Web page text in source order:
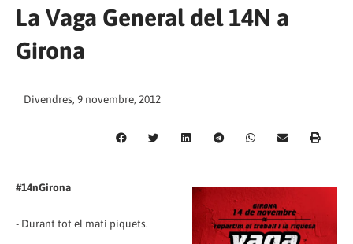
La Vaga General del 14N a
Girona
Divendres, 9 novembre, 2012
#14nGirona
- Durant tot el matí piquets.